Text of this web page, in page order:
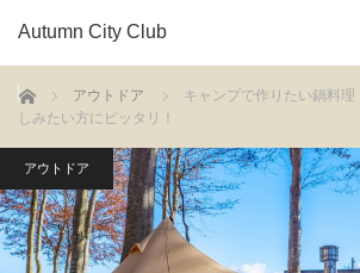
Autumn City Club
ホーム アウトドア
キャンプで作りたい鍋料
しみたい方にピッタリ！
アウトドア